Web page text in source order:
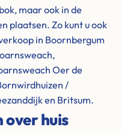
maar ook in de
plaatsen. Zo kunt u ook
in Boornbergum
Oer de
/
en Britsum.
over huis